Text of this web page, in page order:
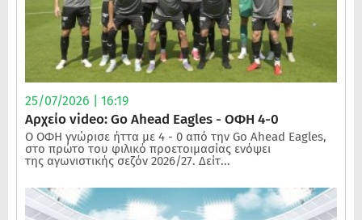
25/07/2026 | 16:19
Αρχείο video: Go Ahead Eagles - ΟΦΗ 4-0
Ο ΟΦΗ γνώρισε ήττα με 4 - 0 από την Go Ahead Eagles,
στο πρώτο του φιλικό προετοιμασίας ενόψει
της αγωνιστικής σεζόν 2026/27. Δείτ...